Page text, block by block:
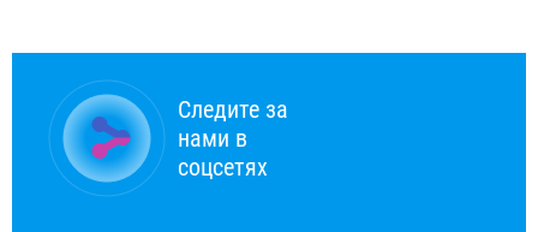
Следите за
нами в
соцсетях